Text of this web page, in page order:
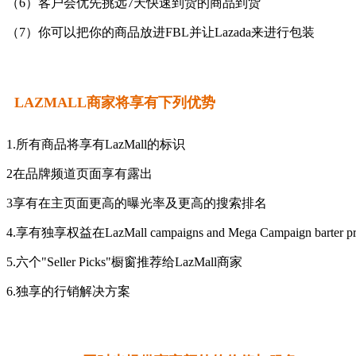
（7）你可以把你的商品放进FBL并让Lazada来进行包装
LAZMALL商家将享有下列优势
1.所有商品将享有LazMall的标识
2在品牌频道页面享有露出
3享有在主页面更高的曝光率及更高的搜索排名
4.享有独享权益在LazMall campaigns and Mega Campaign barter
5.六个"Seller Picks"橱窗推荐给LazMall商家
6.独享的行销解决方案